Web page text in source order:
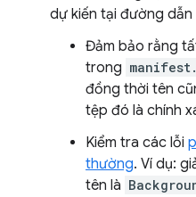
dự kiến tại đường dẫn
Đảm bảo rằng
trong
đồng thời tên
tệp đó là chính
Kiểm tra các lỗi
thường. Ví dụ:
tên là